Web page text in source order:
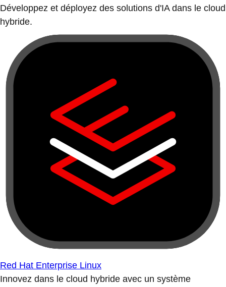
Développez et déployez des solutions d'IA dans le cloud
hybride.
Red Hat Enterprise Linux
Innovez dans le cloud hybride avec un système